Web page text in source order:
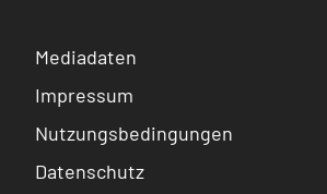
Mediadaten
Impressum
Nutzungsbedingungen
Datenschutz